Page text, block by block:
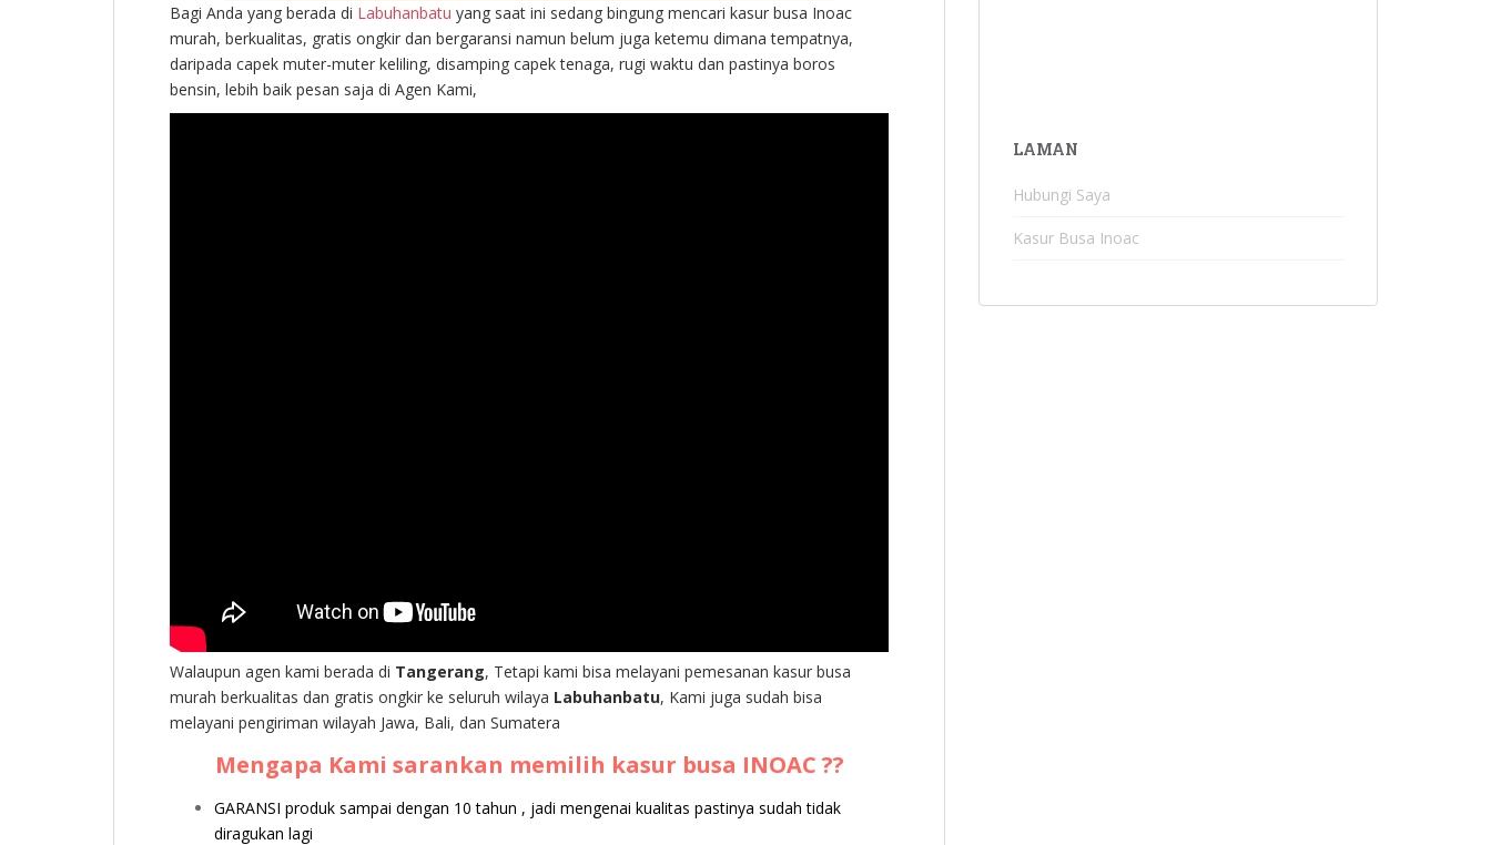
Bagi Anda yang berada di Labuhanbatu yang saat ini sedang bingung mencari kasur busa Inoac
murah, berkualitas, gratis ongkir dan bergaransi namun belum juga ketemu dimana tempatnya,
daripada capek muter-muter keliling, disamping capek tenaga, rugi waktu dan pastinya boros
bensin, lebih baik pesan saja di Agen Kami,
Walaupun agen kami berada di Tangerang, Tetapi kami bisa melayani pemesanan kasur busa
murah berkualitas dan gratis ongkir ke seluruh wilaya Labuhanbatu, Kami juga sudah bisa
melayani pengiriman wilayah Jawa, Bali, dan Sumatera
Mengapa Kami sarankan memilih kasur busa INOAC ??
GARANSI produk sampai dengan 10 tahun , jadi mengenai kualitas pastinya sudah tidak
diragukan lagi
LAMAN
Hubungi Saya
Kasur Busa Inoac